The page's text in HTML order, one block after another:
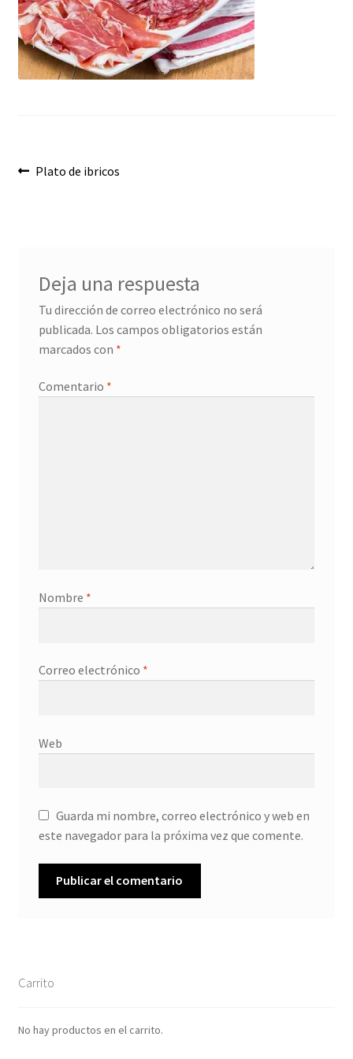
Finalizar compra
Mi cuenta
Pescados y Mariscos
Política de Privacidad Y Cookies
Navegación
Anterior:
Plato de ibricos
Deja una respuesta
Tu dirección de correo electrónico no será
publicada. Los campos obligatorios están
marcados con *
Comentario *
Nombre *
Correo electrónico *
Web
Guarda mi nombre, correo electrónico y web en
este navegador para la próxima vez que comente.
Carrito
No hay productos en el carrito.